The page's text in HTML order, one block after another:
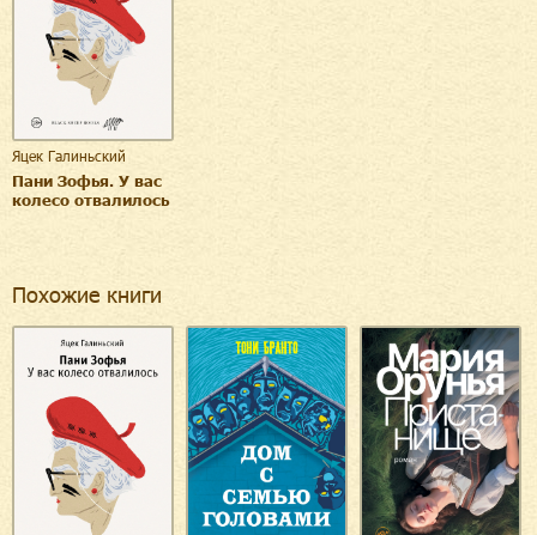
Яцек Галиньский
Пани Зофья. У вас
колесо отвалилось
Похожие книги